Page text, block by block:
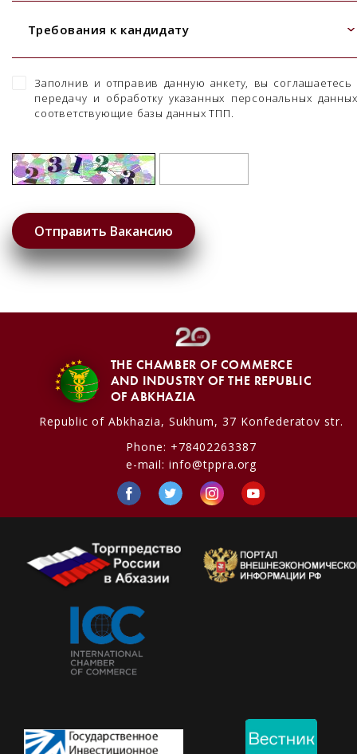
Требования к кандидату
Заполнив и отправив данную анкету, вы соглашаетесь
передачу и обработку указанных персональных
соответствующие базы данных ТПП.
THE CHAMBER OF COMMERCE
AND INDUSTRY OF THE REPUBLIC
OF ABKHAZIA
Republic of Abkhazia, Sukhum, 37 Konfederatov str.
Phone: +78402263387
e-mail:info@tppra.org